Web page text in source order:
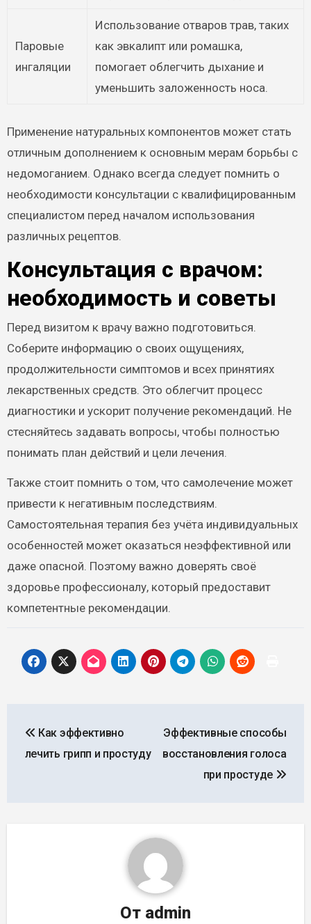
Паровые
ингаляции
Использование отваров трав, таких
как эвкалипт или ромашка,
помогает облегчить дыхание и
уменьшить заложенность носа.
Применение натуральных компонентов может стать
отличным дополнением к основным мерам борьбы с
недомоганием. Однако всегда следует помнить о
необходимости консультации с квалифицированным
специалистом перед началом использования
различных рецептов.
Консультация с врачом:
необходимость и советы
Перед визитом к врачу важно подготовиться.
Соберите информацию о своих ощущениях,
продолжительности симптомов и всех принятиях
лекарственных средств. Это облегчит процесс
диагностики и ускорит получение рекомендаций. Не
стесняйтесь задавать вопросы, чтобы полностью
понимать план действий и цели лечения.
Также стоит помнить о том, что самолечение может
привести к негативным последствиям.
Самостоятельная терапия без учёта индивидуальных
особенностей может оказаться неэффективной или
даже опасной. Поэтому важно доверять своё
здоровье профессионалу, который предоставит
компетентные рекомендации.
по
Как эффективно
лечить грипп и простуду
Эффективные способы
восстановления голоса
при простуде
От admin